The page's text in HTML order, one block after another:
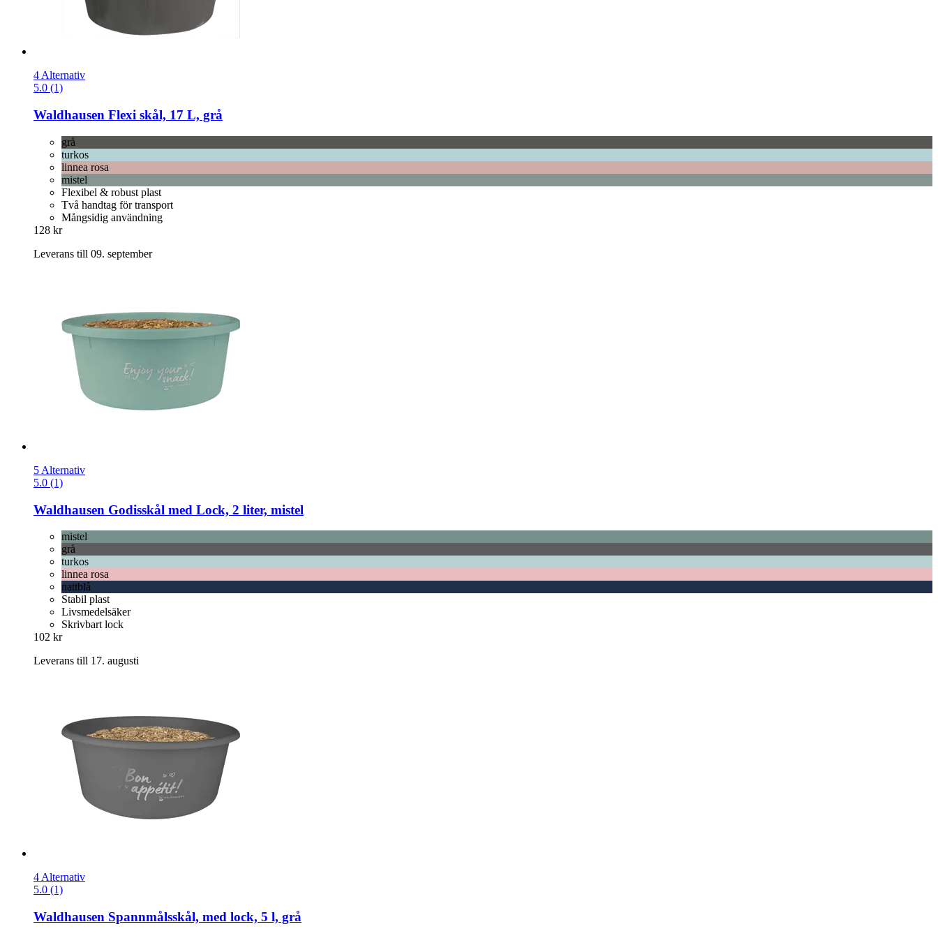
4 Alternativ
5.0 (1)
Waldhausen Flexi skål, 17 L, grå
grå
turkos
linnea rosa
mistel
Flexibel & robust plast
Två handtag för transport
Mångsidig användning
128 kr
Leverans till 09. september
5 Alternativ
5.0 (1)
Waldhausen Godisskål med Lock, 2 liter, mistel
mistel
grå
turkos
linnea rosa
nattblå
Stabil plast
Livsmedelsäker
Skrivbart lock
102 kr
Leverans till 17. augusti
4 Alternativ
5.0 (1)
Waldhausen Spannmålsskål, med lock, 5 l, grå